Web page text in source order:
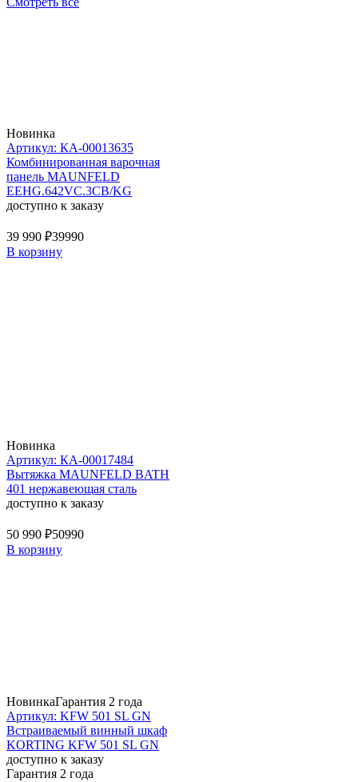
Новинка
Артикул: КА-00013635
Комбинированная варочная
панель MAUNFELD
EEHG.642VC.3CB/KG
доступно к заказу
39 990 ₽39990
В корзину
Новинка
Артикул: КА-00017484
Вытяжка MAUNFELD BATH
401 нержавеющая сталь
доступно к заказу
50 990 ₽50990
В корзину
НовинкаГарантия 2 года
Артикул: KFW 501 SL GN
Встраиваемый винный шкаф
KORTING KFW 501 SL GN
доступно к заказу
Гарантия 2 года